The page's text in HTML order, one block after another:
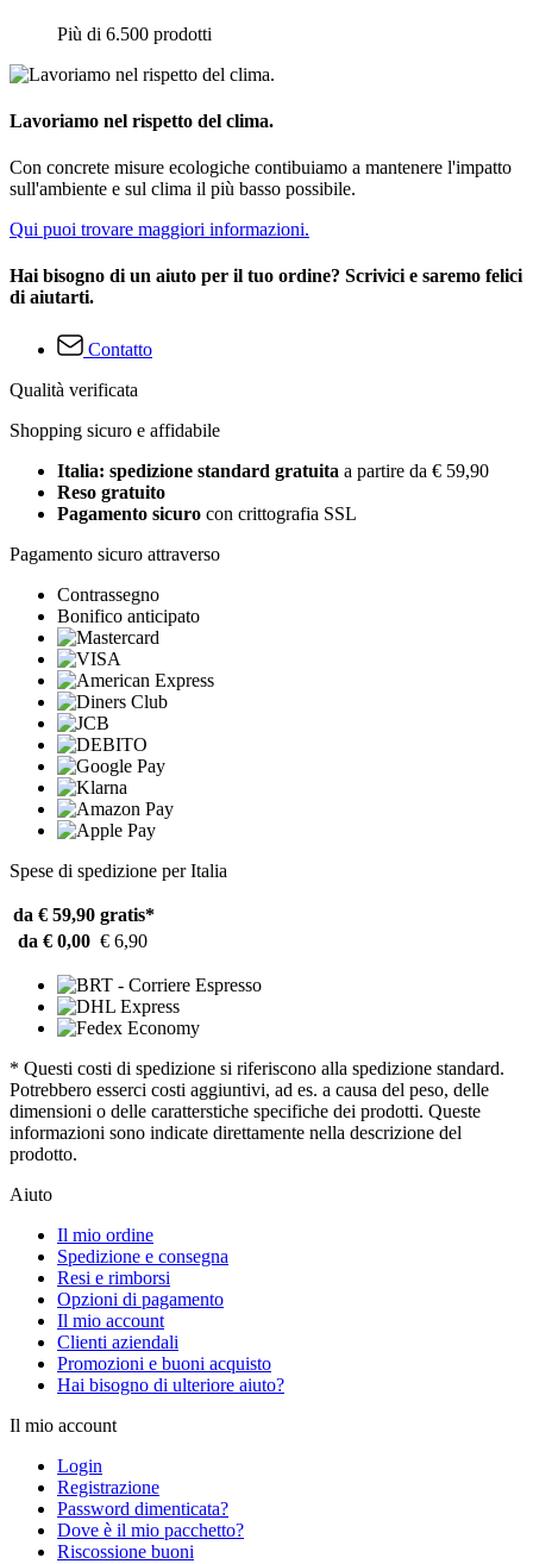
Più di 6.500 prodotti
Lavoriamo nel rispetto del clima.
Con concrete misure ecologiche contibuiamo a mantenere l'impatto
sull'ambiente e sul clima il più basso possibile.
Qui puoi trovare maggiori informazioni.
Hai bisogno di un aiuto per il tuo ordine? Scrivici e saremo felici
di aiutarti.
Contatto
Qualità verificata
Shopping sicuro e affidabile
Italia: spedizione standard gratuita a partire da € 59,90
Reso gratuito
Pagamento sicuro con crittografia SSL
Pagamento sicuro attraverso
Contrassegno
Bonifico anticipato
Spese di spedizione per Italia
da € 59,90 gratis*
da € 0,00 € 6,90
* Questi costi di spedizione si riferiscono alla spedizione standard.
Potrebbero esserci costi aggiuntivi, ad es. a causa del peso, delle
dimensioni o delle caratterstiche specifiche dei prodotti. Queste
informazioni sono indicate direttamente nella descrizione del
prodotto.
Aiuto
Il mio ordine
Spedizione e consegna
Resi e rimborsi
Opzioni di pagamento
Il mio account
Clienti aziendali
Promozioni e buoni acquisto
Hai bisogno di ulteriore aiuto?
Il mio account
Login
Registrazione
Password dimenticata?
Dove è il mio pacchetto?
Riscossione buoni